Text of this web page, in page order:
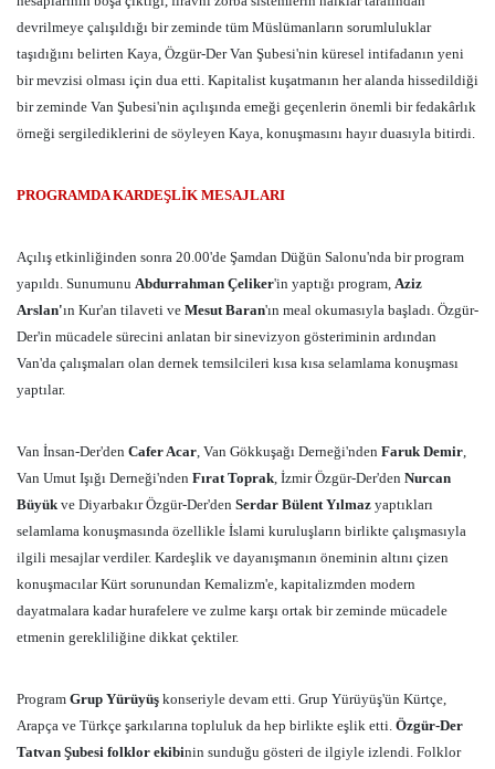
devrilmeye çalışıldığı bir zeminde tüm Müslümanların sorumluluklar
taşıdığını belirten Kaya, Özgür-Der Van Şubesi'nin küresel intifadanın yeni
bir mevzisi olması için dua etti. Kapitalist kuşatmanın her alanda hissedildiği
bir zeminde Van Şubesi'nin açılışında emeği geçenlerin önemli bir fedakârlık
örneği sergilediklerini de söyleyen Kaya, konuşmasını hayır duasıyla bitirdi.
PROGRAMDA KARDEŞLİK MESAJLARI
Açılış etkinliğinden sonra 20.00'de Şamdan Düğün Salonu'nda bir program
yapıldı. Sunumunu Abdurrahman Çeliker'in yaptığı program, Aziz
Arslan'ın Kur'an tilaveti ve Mesut Baran'ın meal okumasıyla başladı. Özgür-
Der'in mücadele sürecini anlatan bir sinevizyon gösteriminin ardından
Van'da çalışmaları olan dernek temsilcileri kısa kısa selamlama konuşması
yaptılar.
Van İnsan-Der'den Cafer Acar, Van Gökkuşağı Derneği'nden Faruk Demir,
Van Umut Işığı Derneği'nden Fırat Toprak, İzmir Özgür-Der'den Nurcan
Büyük ve Diyarbakır Özgür-Der'den Serdar Bülent Yılmaz yaptıkları
selamlama konuşmasında özellikle İslami kuruluşların birlikte çalışmasıyla
ilgili mesajlar verdiler. Kardeşlik ve dayanışmanın öneminin altını çizen
konuşmacılar Kürt sorunundan Kemalizm'e, kapitalizmden modern
dayatmalara kadar hurafelere ve zulme karşı ortak bir zeminde mücadele
etmenin gerekliliğine dikkat çektiler.
Program Grup Yürüyüş konseriyle devam etti. Grup Yürüyüş'ün Kürtçe,
Arapça ve Türkçe şarkılarına topluluk da hep birlikte eşlik etti. Özgür-Der
Tatvan Şubesi folklor ekibinin sunduğu gösteri de ilgiyle izlendi. Folklor